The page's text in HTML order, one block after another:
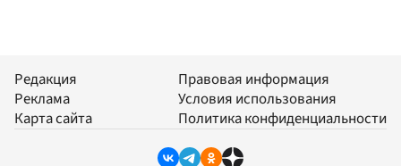
Редакция
Реклама
Карта сайта
Правовая информация
Условия использования
Политика конфиденциальности